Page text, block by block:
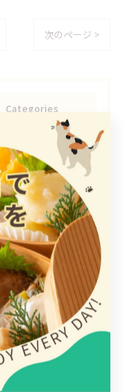
次のページ >
Categories
Recent Posts